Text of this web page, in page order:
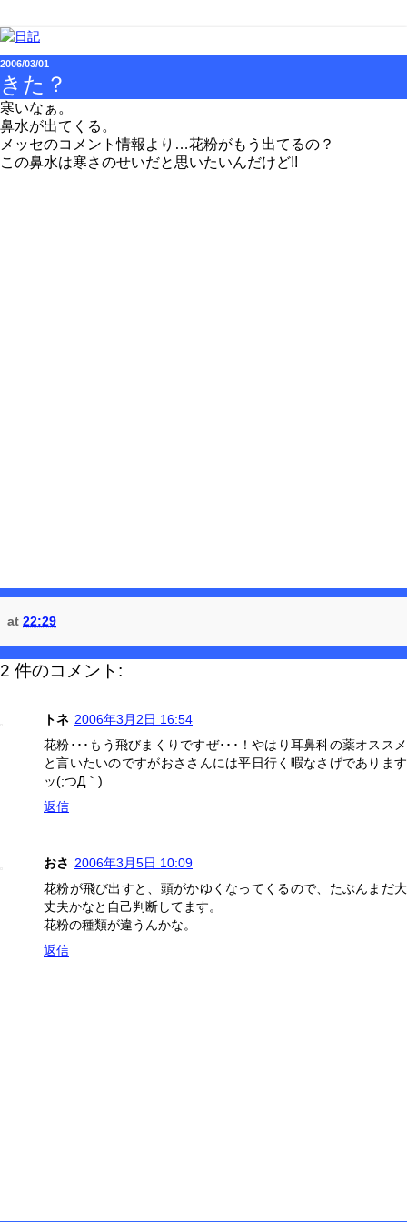
2006/03/01
きた？
寒いなぁ。
鼻水が出てくる。
メッセのコメント情報より…花粉がもう出てるの？
この鼻水は寒さのせいだと思いたいんだけど!!
at 22:29
2 件のコメント:
トネ 2006年3月2日 16:54
花粉･･･もう飛びまくりですぜ･･･！やはり耳鼻科の薬オススメ
と言いたいのですがおささんには平日行く暇なさげであります
ッ(;つД｀)
返信
おさ 2006年3月5日 10:09
花粉が飛び出すと、頭がかゆくなってくるので、たぶんまだ大
丈夫かなと自己判断してます。
花粉の種類が違うんかな。
返信